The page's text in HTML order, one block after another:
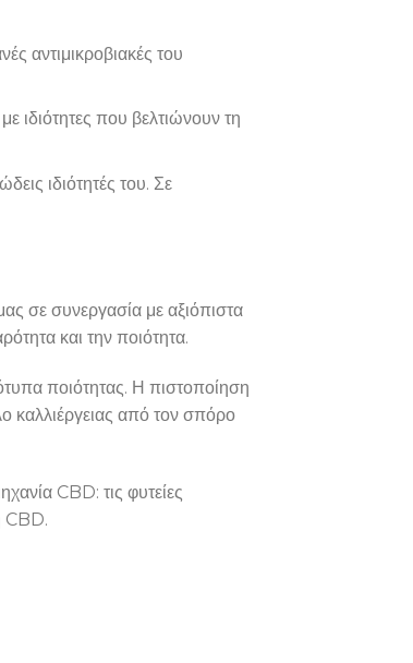
αντιμικροβιακές του
ιδιότητες που βελτιώνουν τη
ιδιότητές του. Σε
σε συνεργασία με αξιόπιστα
και την ποιότητα.
ποιότητας. Η πιστοποίηση
καλλιέργειας από τον σπόρο
CBD: τις φυτείες
CBD.